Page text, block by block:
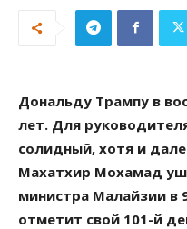
Дональду Трампу в
лет. Для
солидный, хотя и
Махатхир Мохамад
министра Малайзии в
отметит свой 101-й